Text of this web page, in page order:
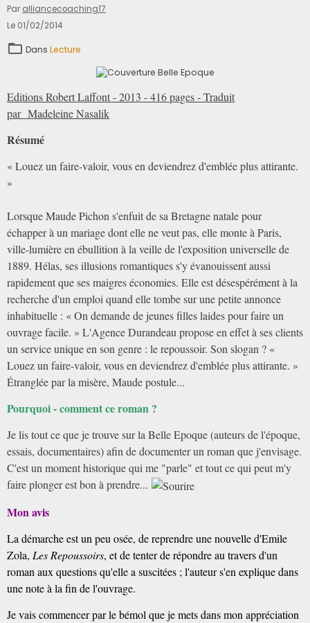
Par alliancecoaching17
Le 01/02/2014
Dans Lecture
Editions Robert Laffont - 2013 - 416 pages - Traduit
par Madeleine Nasalik
Résumé
« Louez un faire-valoir, vous en deviendrez d'emblée plus attirante.
»
Lorsque Maude Pichon s'enfuit de sa Bretagne natale pour
échapper à un mariage dont elle ne veut pas, elle monte à Paris,
ville-lumière en ébullition à la veille de l'exposition universelle de
1889. Hélas, ses illusions romantiques s'y évanouissent aussi
rapidement que ses maigres économies. Elle est désespérément à la
recherche d'un emploi quand elle tombe sur une petite annonce
inhabituelle : « On demande de jeunes filles laides pour faire un
ouvrage facile. » L'Agence Durandeau propose en effet à ses clients
un service unique en son genre : le repoussoir. Son slogan ? «
Louez un faire-valoir, vous en deviendrez d'emblée plus attirante. »
Étranglée par la misère, Maude postule...
Pourquoi - comment ce roman ?
Je lis tout ce que je trouve sur la Belle Epoque (auteurs de l'époque,
essais, documentaires) afin de documenter un roman que j'envisage.
C'est un moment historique qui me "parle" et tout ce qui peut m'y
faire plonger est bon à prendre...
Mon avis
La démarche est un peu osée, de reprendre une nouvelle d'Emile
Zola, Les Repoussoirs, et de tenter de répondre au travers d'un
roman aux questions qu'elle a suscitées ; l'auteur s'en explique dans
une note à la fin de l'ouvrage.
Je vais commencer par le bémol que je mets dans mon appréciation